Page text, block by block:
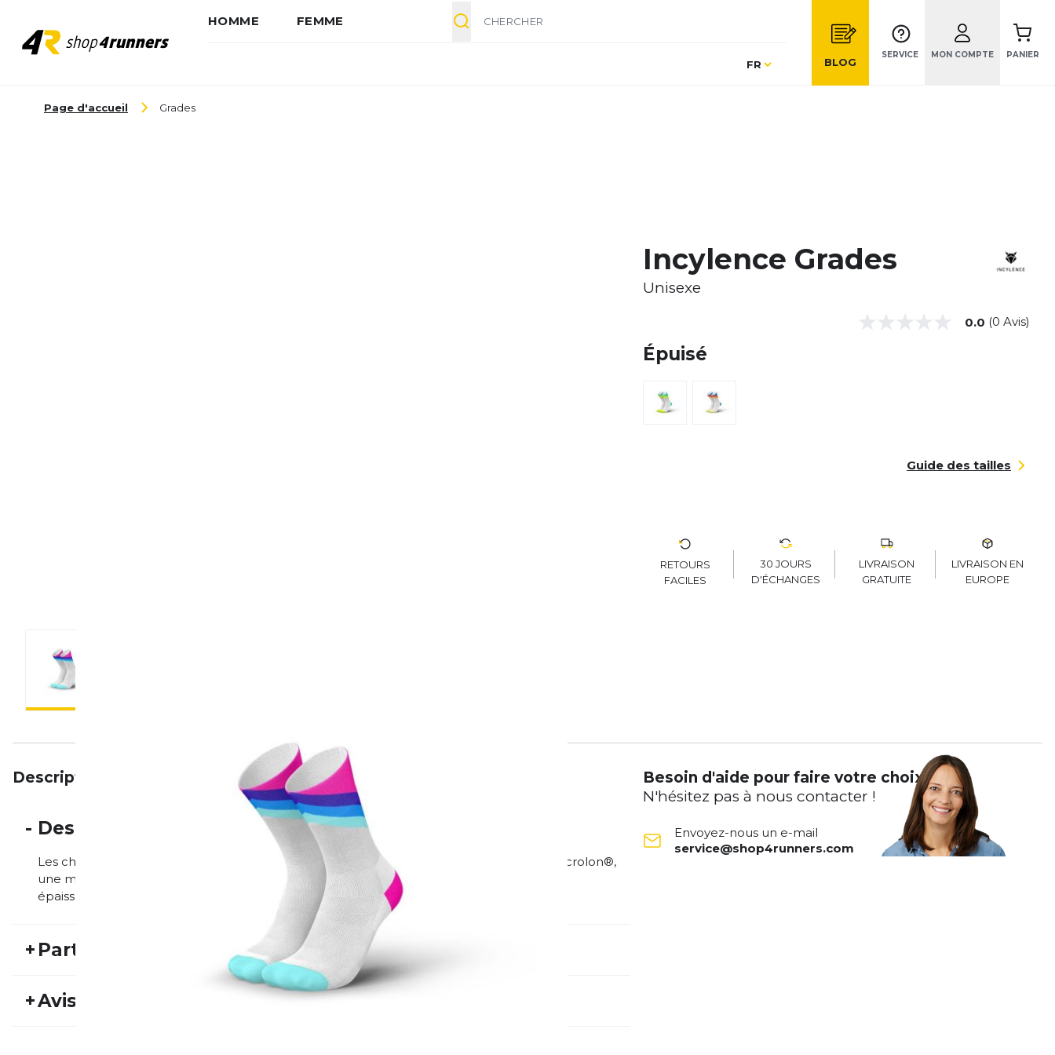
HOMME FEMME
Langue
FR BLOG
SERVICE MON COMPTE PANIER
Page d'accueil Grades
Incylence Grades
Unisexe
0.0 (0 Avis)
Épuisé
Guide des tailles
RETOURS
FACILES
30 JOURS
D'ÉCHANGES
LIVRAISON
GRATUITE
LIVRAISON EN
EUROPE
Description
- Description
Les chaussettes hautes et colorées de course et de cyclisme d'INCYLENCE utilisent le Microlon®,
une microfibre ultra respirante, légère et extrêmement durable. La manchette à double
épaisseur empêche la sueur de pénétrer dans la chaussure.
+ Particularités
INCY22FS30079
Numéro d'article
+Avis
Besoin d'aide pour faire votre choix ?
N'hésitez pas à nous contacter !
Envoyez-nous un e-mail
service@shop4runners.com